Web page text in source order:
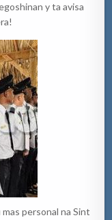
y ta avisa
personal na Sint